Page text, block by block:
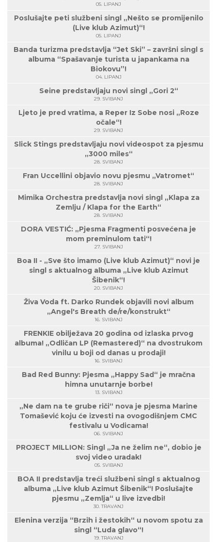
05. LIPANJ
Poslušajte peti službeni singl „Nešto se promijenilo
(Live klub Azimut)“!
05. LIPANJ
Banda turizma predstavlja “Jet Ski” – završni singl s
albuma “Spašavanje turista u japankama na
Biokovu”!
04. LIPANJ
Seine predstavljaju novi singl „Gori 2“
29. SVIBANJ
Ljeto je pred vratima, a Reper Iz Sobe nosi „Roze
očale“!
29. SVIBANJ
Slick Stings predstavljaju novi videospot za pjesmu
„3000 miles“
28. SVIBANJ
Fran Uccellini objavio novu pjesmu „Vatromet“
28. SVIBANJ
Mimika Orchestra predstavlja novi singl „Klapa za
Zemlju / Klapa for the Earth“
28. SVIBANJ
DORA VESTIĆ: „Pjesma Fragmenti posvećena je
mom preminulom tati“!
27. SVIBANJ
Boa II - „Sve što imamo (Live klub Azimut)“ novi je
singl s aktualnog albuma „Live klub Azimut
Šibenik“!
20. SVIBANJ
Živa Voda ft. Darko Rundek objavili novi album
„Angel's Breath de/re/konstrukt“
16. SVIBANJ
FRENKIE obilježava 20 godina od izlaska prvog
albuma! „Odličan LP (Remastered)“ na dvostrukom
vinilu u boji od danas u prodaji!
16. SVIBANJ
Bad Red Bunny: Pjesma „Happy Sad“ je mračna
himna unutarnje borbe!
13. SVIBANJ
„Ne dam na te grube riči“ nova je pjesma Marine
Tomašević koju će izvesti na ovogodišnjem CMC
festivalu u Vodicama!
06. SVIBANJ
PROJECT MILLION: Singl „Ja ne želim ne“, dobio je
svoj video uradak!
05. SVIBANJ
BOA II predstavlja treći službeni singl s aktualnog
albuma „Live klub Azimut Šibenik“! Poslušajte
pjesmu „Zemlja“ u live izvedbi!
30. TRAVANJ
Elenina verzija “Brzih i žestokih“ u novom spotu za
singl “Luda glavo“!
19. TRAVANJ